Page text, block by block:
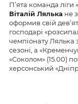
П’ята команда ліги
Віталій Лялька не
оформив свій
господарі
чемпіонату Лялька
сезоні, а
«Соколом» (15.00)
херсонський